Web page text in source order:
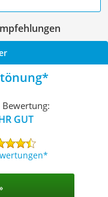
Bewertung:
GUT